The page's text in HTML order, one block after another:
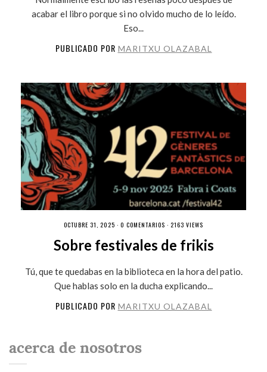
acabar el libro porque si no olvido mucho de lo leído.
Eso...
PUBLICADO POR MARITXU OLAZABAL
OCTUBRE 31, 2025 · 0 COMENTARIOS · 2163 VIEWS
Sobre festivales de frikis
Tú, que te quedabas en la biblioteca en la hora del patio.
Que hablas solo en la ducha explicando...
PUBLICADO POR MARITXU OLAZABAL
acerca de nosotros